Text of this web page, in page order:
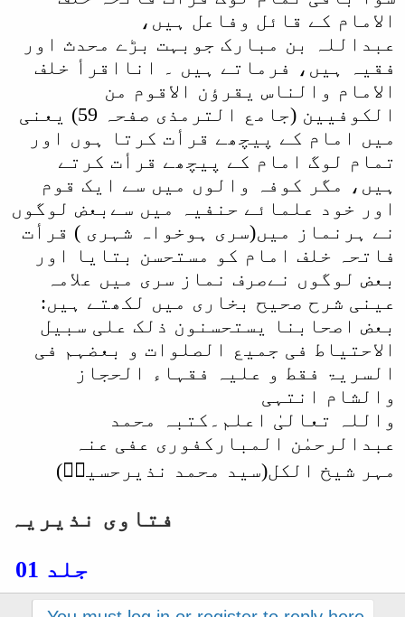
الامام کے قائل وفاعل ہیں،
عبداللہ بن مبارک جوبہت بڑے محدث اور
فقیہ ہیں، فرماتے ہیں ۔
انااقرأ خلف
الامام والناس یقرؤن الاقوم من
الکوفیین
(جامع الترمذی صفحہ 59) یعنی
میں امام کے پیچھے قرأت کرتا ہوں اور
تمام لوگ امام کے پیچھے قرأت کرتے
ہیں، مگر کوفہ والوں میں سے ایک قوم
اور خود علمائے حنفیہ میں سےبعض لوگوں
نے ہرنماز میں(سری ہوخواہ شہری ) قرأت
فاتحہ خلف امام کو مستحسن بتایا اور
بعض لوگوں نےصرف نماز سری میں علامہ
عینی شرح صحیح بخاری میں لکھتے ہیں:
بعض اصحابنا یستحسنون ذلک علی سبیل
الاحتیاط فی جمیع الصلوات و بعضہم فی
السریۃ فقط و علیہ فقہاء الحجاز
والشام انتہی
واللہ تعالیٰ اعلم۔ کتبہ محمد
عبدالرحمٰن المبارکفوری عفی عنہ
مہر شیخ الکل(سید محمد نذیرحسینؒ)
فتاوی نذیریہ
جلد 01